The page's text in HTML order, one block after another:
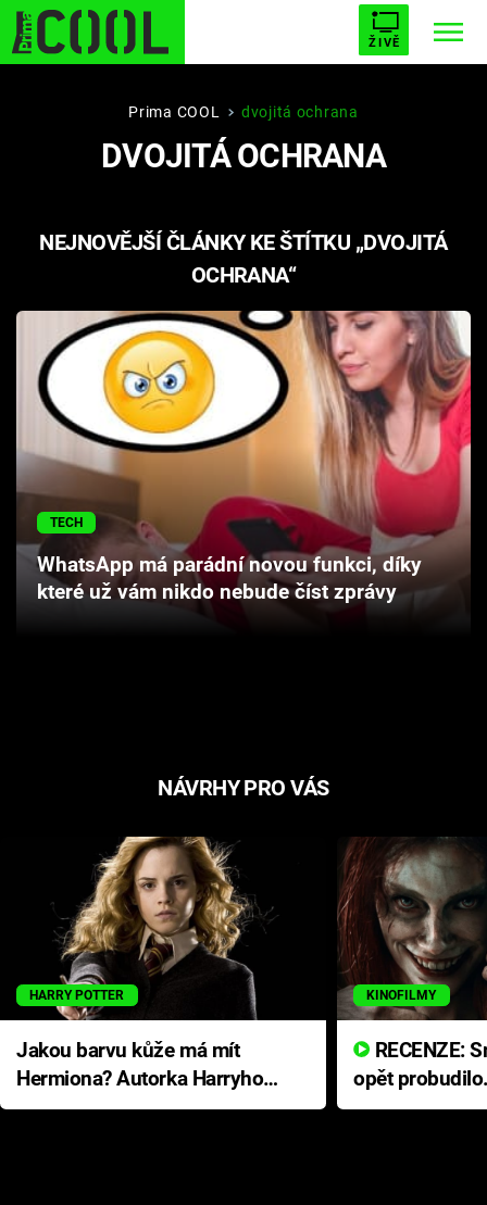
ŽIVĚ
STARHOUSE BUFFY, PŘEMOŽITELKA UPÍRŮ
PLNEJ KOTEL AVENGERS 5
Filmy
Seriály
Hry
Cool Esport
Pořady
Prima COOL dvojitá ochrana
DVOJITÁ OCHRANA
NEJNOVĚJŠÍ ČLÁNKY KE ŠTÍTKU „DVOJITÁ
OCHRANA“
TECH
WhatsApp má parádní novou funkci, díky
které už vám nikdo nebude číst zprávy
NÁVRHY PRO VÁS
HARRY POTTER
Jakou barvu kůže má mít
Hermiona? Autorka Harryho
Pottera přišla s ráznou
KINOFILMY
opět
přichází s